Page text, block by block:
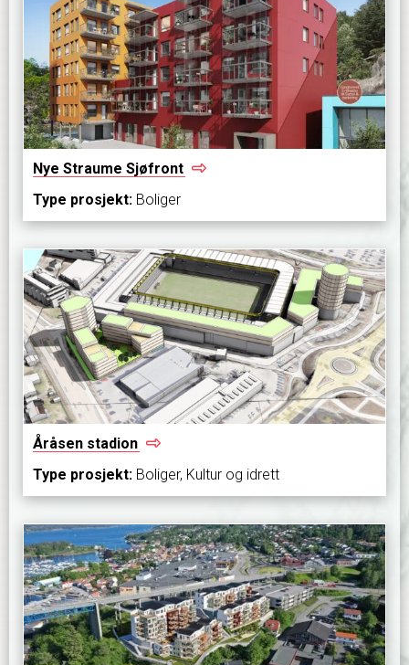
Nye Straume Sjøfront
Type prosjekt: Boliger
Åråsen stadion
Type prosjekt: Boliger, Kultur og idrett